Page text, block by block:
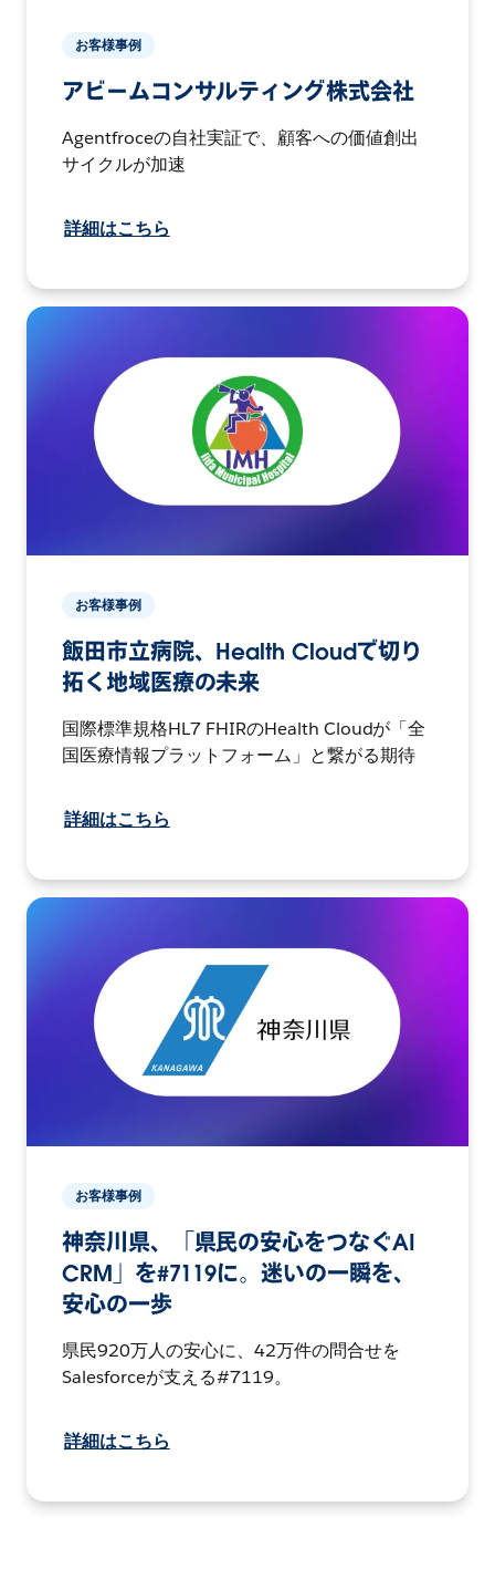
お客様事例
アビームコンサルティング株式会社
Agentfroceの自社実証で、顧客への価値創出
サイクルが加速
詳細はこちら
お客様事例
飯田市立病院、Health Cloudで切り
拓く地域医療の未来
国際標準規格HL7 FHIRのHealth Cloudが「全
国医療情報プラットフォーム」と繋がる期待
詳細はこちら
お客様事例
神奈川県、「県民の安心をつなぐAI
CRM」を#7119に。迷いの一瞬を、
安心の一歩
県民920万人の安心に、42万件の問合せを
Salesforceが支える#7119。
詳細はこちら